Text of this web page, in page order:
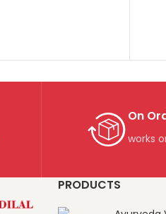
On
works
PRODUCTS